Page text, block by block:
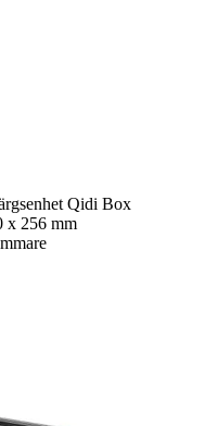
Qidi Box
x 256 mm